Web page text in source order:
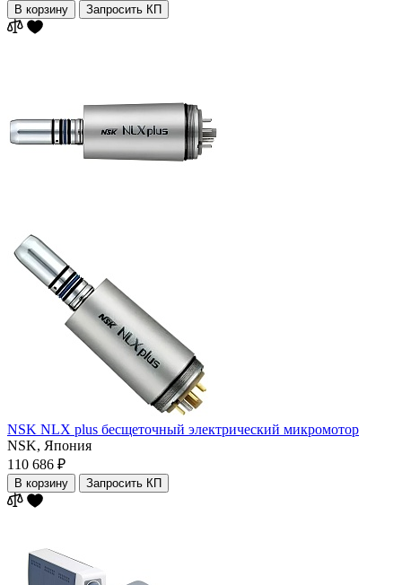
В корзину Запросить КП
NSK NLX plus бесщеточный электрический микромотор
NSK, Япония
110 686 ₽
В корзину Запросить КП